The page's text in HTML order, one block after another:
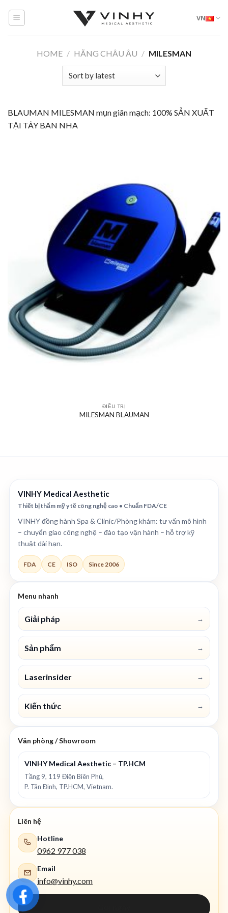
VN
HOME / HÃNG CHÂU ÂU / MILESMAN
BLAUMAN MILESMAN mụn giãn mạch: 100% SẢN XUẤT
TẠI TÂY BAN NHA
ĐIỀU TRỊ
MILESMAN BLAUMAN
VINHY Medical Aesthetic
Thiết bị thẩm mỹ y tế công nghệ cao • Chuẩn FDA/CE
VINHY đồng hành Spa & Clinic/Phòng khám: tư vấn mô hình
– chuyển giao công nghệ – đào tạo vận hành – hỗ trợ kỹ
thuật dài hạn.
FDA CE ISO Since 2006
Menu nhanh
Giải pháp →
Sản phẩm →
Laserinsider →
Kiến thức →
Văn phòng / Showroom
VINHY Medical Aesthetic – TP.HCM
Tầng 9, 119 Điện Biên Phủ,
P. Tân Định, TP.HCM, Vietnam.
Liên hệ
Hotline
0962 977 038
Email
info@vinhy.com